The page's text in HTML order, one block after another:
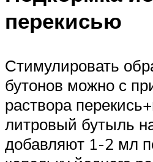
перекисью
Стимулировать
бутонов можно с
раствора
литровый бутыль
добавляют 1-2 мл